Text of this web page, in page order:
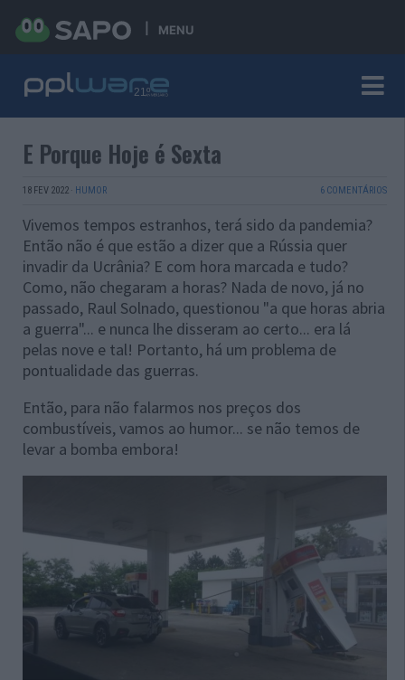
MENU
E Porque Hoje é Sexta
18 FEV 2022 · HUMOR 6 COMENTÁRIOS
Vivemos tempos estranhos, terá sido da pandemia?
Então não é que estão a dizer que a Rússia quer
invadir da Ucrânia? E com hora marcada e tudo?
Como, não chegaram a horas? Nada de novo, já no
passado, Raul Solnado, questionou "a que horas abria
a guerra"... e nunca lhe disseram ao certo... era lá
pelas nove e tal! Portanto, há um problema de
pontualidade das guerras.
Então, para não falarmos nos preços dos
combustíveis, vamos ao humor... se não temos de
levar a bomba embora!